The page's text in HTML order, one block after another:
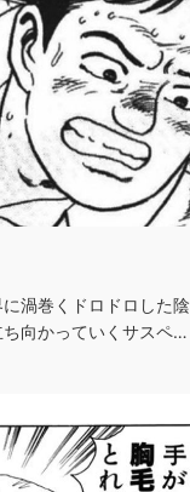
渦巻くドロドロした陰
向かっていくサスペン